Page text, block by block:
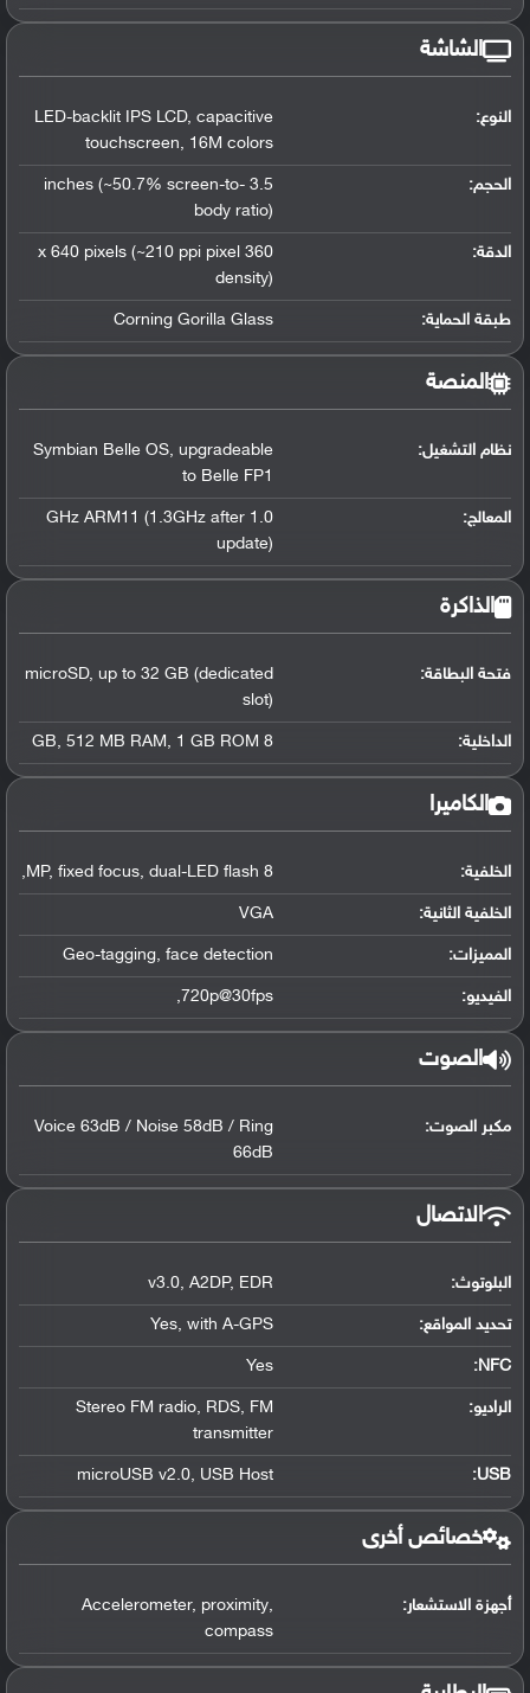
الشاشة
النوع: LED-backlit IPS LCD, capacitive
touchscreen, 16M colors
الحجم:
3.5 inches (~50.7% screen-to-
body ratio)
الدقة:
360 x 640 pixels (~210 ppi pixel
density)
طبقة الحماية: Corning Gorilla Glass
المنصة
نظام التشغيل:
Symbian Belle OS, upgradeable
to Belle FP1
المعالج:
1.0 GHz ARM11 (1.3GHz after
update)
الذاكرة
فتحة البطاقة: microSD, up to 32 GB (dedicated
slot)
الداخلية: 8 GB
, 512 MB RAM, 1 GB ROM
الكاميرا
الخلفية: 8 MP
, fixed focus, dual-LED flash
,
الخلفية الثانية: VGA
المميزات: Geo-tagging, face detection
الفيديو: 720p@30fps
,
الصوت
مكبر الصوت:
Voice 63dB / Noise 58dB / Ring
66dB
الاتصال
البلوتوث:
v3.0, A2DP, EDR
تحديد المواقع:
Yes, with A-GPS
NFC
:
Yes
الراديو: Stereo FM radio, RDS, FM
transmitter
USB
:
microUSB v2.0, USB Host
خصائص أخرى
أجهزة الاستشعار: Accelerometer, proximity,
compass